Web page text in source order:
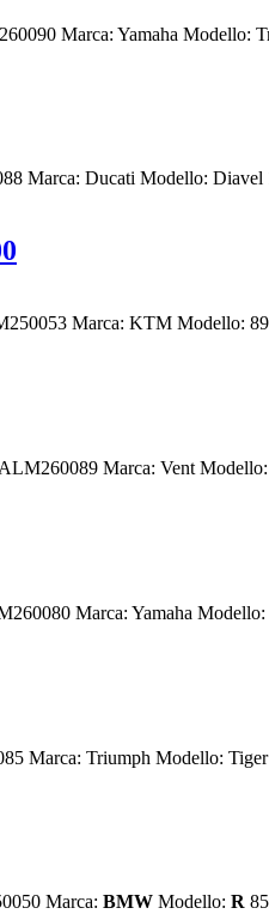
Marca: Yamaha Modello:
Marca: Ducati Modello: Diavel
Marca: KTM Modello:
Marca: Vent
Marca: Yamaha
Marca: Triumph Modello: Tiger
Marca: BMW Modello: R